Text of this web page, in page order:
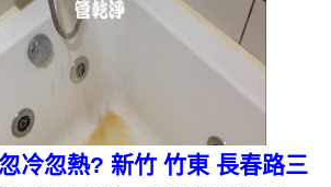
會跟石油一樣黑...
冷忽熱? 新竹 竹東 長春路三